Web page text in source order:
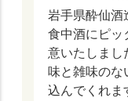
岩手県酔仙酒
食中酒にピッ
意いたしまし
味と雑味のな
込んでくれま